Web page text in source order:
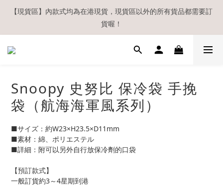
【現貨區】內款式均為在港現貨，現貨區以外的所有貨品都需要訂
貨喔！
【現貨區】內款式均為在港現貨，現貨區以外的所有貨品都需要訂
貨喔！
如欲享用會員優惠，註冊後請務必確認在『已登入狀態下』購物。
溫馨提示：所有順豐快遞／本地及國際郵遞寄出後，本店只會以電
郵通知出貨，下單後敬請留意電郵信箱。
【現貨區】內款式均為在港現貨，現貨區以外的所有貨品都需要訂
貨喔！
Snoopy 史努比 保冷袋 手挽
袋（航海海軍風系列）
■サイズ：約W23×H23.5×D11mm
■素材：綿、ポリエステル
■詳細：附可以另外自行放保冷劑的口袋
【預訂款式】
一般訂貨約3～4星期到港